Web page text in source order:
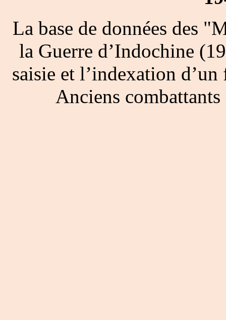
La base de données des
la Guerre d’Indochine
saisie et l’indexation
Anciens